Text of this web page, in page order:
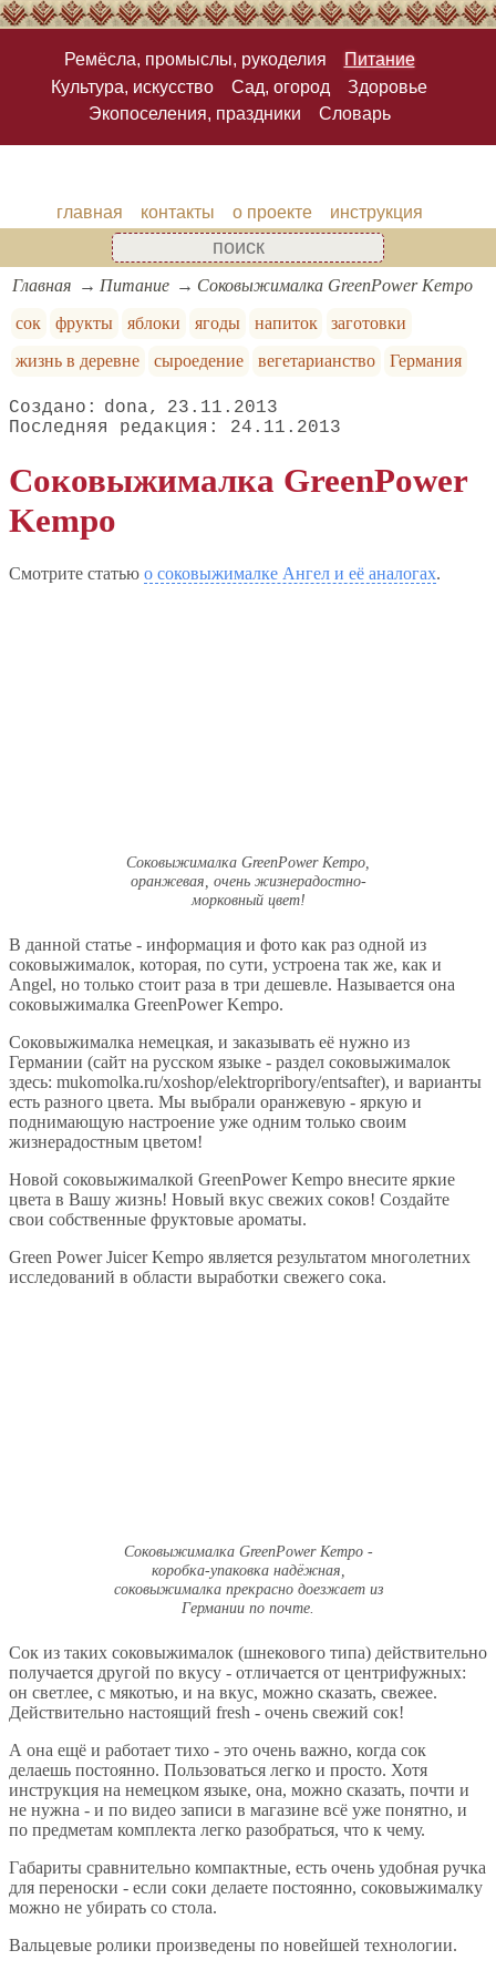
Ремёсла, промыслы, рукоделия
Питание
Культура, искусство
Сад, огород
Здоровье
Экопоселения, праздники
Словарь
главная контакты о проекте инструкция
Главная Питание
Соковыжималка GreenPower Kempo
сок
фрукты яблоки ягоды напиток
заготовки
жизнь в деревне
сыроедение вегетарианство Германия
dona
23.11.2013
24.11.2013
Соковыжималка GreenPower
Kempo
Смотрите статью о соковыжималке Ангел и её аналогах.
Соковыжималка GreenPower Kempo,
оранжевая, очень жизнерадостно-
морковный цвет!
В данной статье - информация и фото как раз одной из
соковыжималок, которая, по сути, устроена так же, как и
Angel, но только стоит раза в три дешевле. Называется она
соковыжималка GreenPower Kempo.
Соковыжималка немецкая, и заказывать её нужно из
Германии (сайт на русском языке - раздел соковыжималок
здесь: mukomolka.ru/xoshop/elektropribory/entsafter), и варианты
есть разного цвета. Мы выбрали оранжевую - яркую и
поднимающую настроение уже одним только своим
жизнерадостным цветом!
Новой соковыжималкой GreenPower Kempo внесите яркие
цвета в Вашу жизнь! Новый вкус свежих соков! Создайте
свои собственные фруктовые ароматы.
Green Power Juicer Kempo является результатом многолетних
исследований в области выработки свежего сока.
Соковыжималка GreenPower Kempo -
коробка-упаковка надёжная,
соковыжималка прекрасно доезжает из
Германии по почте.
Сок из таких соковыжималок (шнекового типа) действительно
получается другой по вкусу - отличается от центрифужных:
он светлее, с мякотью, и на вкус, можно сказать, свежее.
Действительно настоящий fresh - очень свежий сок!
А она ещё и работает тихо - это очень важно, когда сок
делаешь постоянно. Пользоваться легко и просто. Хотя
инструкция на немецком языке, она, можно сказать, почти и
не нужна - и по видео записи в магазине всё уже понятно, и
по предметам комплекта легко разобраться, что к чему.
Габариты сравнительно компактные, есть очень удобная ручка
для переноски - если соки делаете постоянно, соковыжималку
можно не убирать со стола.
Вальцевые ролики произведены по новейшей технологии.